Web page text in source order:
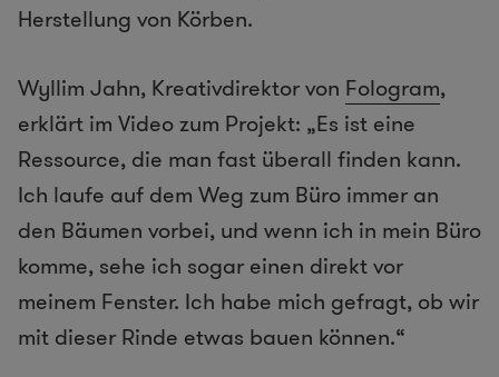
Herstellung von Körben.
Wyllim Jahn, Kreativdirektor von Fologram,
erklärt im Video zum Projekt: „Es ist eine
Ressource, die man fast überall finden kann.
Ich laufe auf dem Weg zum Büro immer an
den Bäumen vorbei, und wenn ich in mein Büro
komme, sehe ich sogar einen direkt vor
meinem Fenster. Ich habe mich gefragt, ob wir
mit dieser Rinde etwas bauen können.“